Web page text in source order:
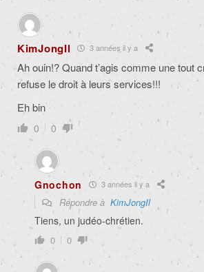
KimJongIl 3 années il y a
Ah ouin!? Quand t’agis comme une tout
refuse le droit à leurs services!!!
Eh bin
0 0
Gnochon 3 années il y a
Répondre à KimJongIl
Tiens, un judéo-chrétien.
0 0